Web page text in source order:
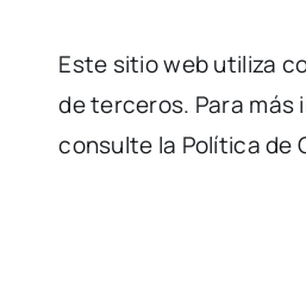
Este sitio web utiliza
de terceros. Para más
consulte la Política de